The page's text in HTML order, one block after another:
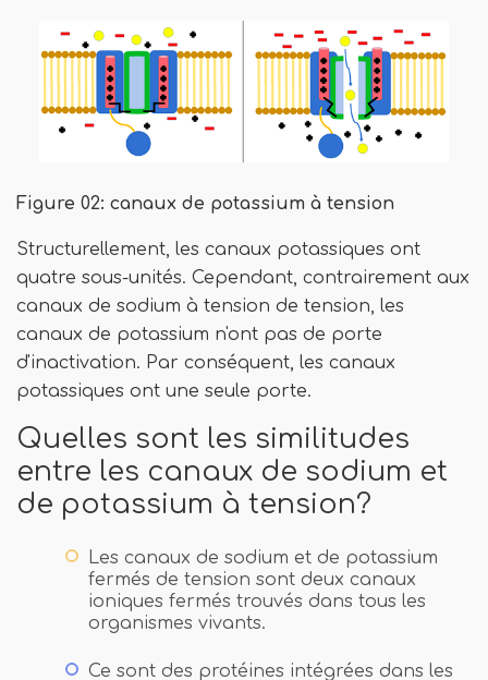
Figure 02: canaux de potassium à tension
Structurellement, les canaux potassiques ont
quatre sous-unités. Cependant, contrairement aux
canaux de sodium à tension de tension, les
canaux de potassium n'ont pas de porte
d'inactivation. Par conséquent, les canaux
potassiques ont une seule porte.
Quelles sont les similitudes
entre les canaux de sodium et
de potassium à tension?
Les canaux de sodium et de potassium
fermés de tension sont deux canaux
ioniques fermés trouvés dans tous les
organismes vivants.
Ce sont des protéines intégrées dans les